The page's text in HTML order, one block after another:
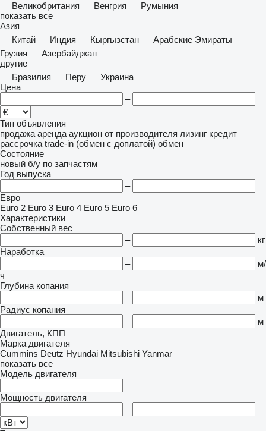
Великобритания
Венгрия
Румыния
показать все
Азия
Китай
Индия Кыргызстан
Арабские Эмираты
Грузия
Азербайджан
другие
Бразилия
Перу
Украина
Цена
–
Тип объявления
продажа аренда аукцион от производителя лизинг кредит
рассрочка trade-in (обмен с доплатой) обмен
Состояние
новый б/у по запчастям
Год выпуска
–
Евро
Euro 2 Euro 3 Euro 4 Euro 5 Euro 6
Характеристики
Собственный вес
–
кг
Наработка
–
м/
ч
Глубина копания
–
м
Радиус копания
–
м
Двигатель, КПП
Марка двигателя
Cummins Deutz Hyundai Mitsubishi Yanmar
показать все
Модель двигателя
Мощность двигателя
–